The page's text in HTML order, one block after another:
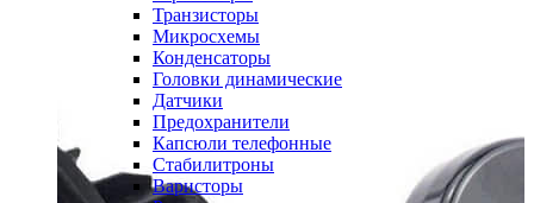
Транзисторы
Микросхемы
Конденсаторы
Головки динамические
Датчики
Предохранители
Капсюли телефонные
Стабилитроны
Варисторы